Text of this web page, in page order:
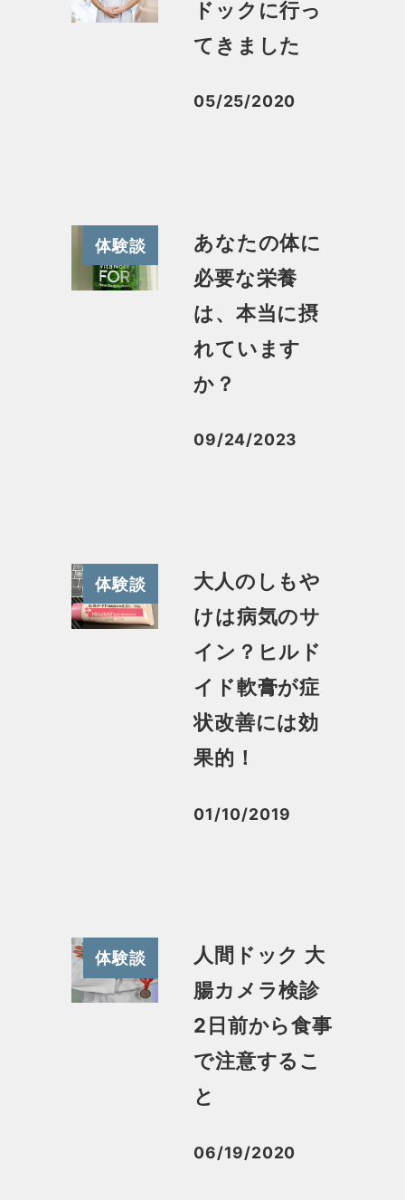
ドックに行っ
てきました
投稿日
05/25/2020
体験談
あなたの体に
必要な栄養
は、本当に摂
れています
か？
投稿日
09/24/2023
体験談
大人のしもや
けは病気のサ
イン？ヒルド
イド軟膏が症
状改善には効
果的！
投稿日
01/10/2019
体験談
人間ドック 大
腸カメラ検診
2日前から食事
で注意するこ
と
投稿日
06/19/2020